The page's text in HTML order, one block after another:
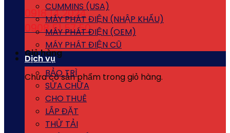
0918 14 2024
0908 51 57 50
Giỏ hàng
Chưa có sản phẩm trong giỏ hàng.
CUMMINS (USA)
MÁY PHÁT ĐIỆN (NHẬP KHẨU)
MÁY PHÁT ĐIỆN (OEM)
MÁY PHÁT ĐIỆN CŨ
Dịch vụ
BẢO TRÌ
SỬA CHỮA
CHO THUÊ
LẮP ĐẶT
THỬ TẢI